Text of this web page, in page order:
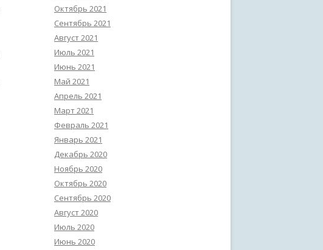
Октябрь 2021
Сентябрь 2021
Август 2021
Июль 2021
Июнь 2021
Май 2021
Апрель 2021
Март 2021
Февраль 2021
Январь 2021
Декабрь 2020
Ноябрь 2020
Октябрь 2020
Сентябрь 2020
Август 2020
Июль 2020
Июнь 2020